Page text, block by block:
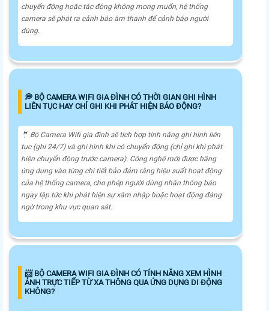
chuyển động hoặc tác động không mong muốn, hệ thống
camera sẽ phát ra cảnh báo âm thanh để cảnh báo người
dùng.
️💭 BỘ CAMERA WIFI GIA ĐÌNH CÓ THỜI GIAN GHI HÌNH
LIÊN TỤC HAY CHỈ GHI KHI PHÁT HIỆN BÁO ĐỘNG?
🤵 Bộ Camera Wifi gia đình sẽ tích hợp tính năng ghi hình liên
tục (ghi 24/7) và ghi hình khi có chuyển động (chỉ ghi khi phát
hiện chuyển động trước camera). Công nghệ mới được hãng
ứng dụng vào từng chi tiết bảo đảm rằng hiệu suất hoạt động
của hệ thống camera, cho phép người dùng nhận thông báo
ngay lập tức khi phát hiện sự xâm nhập hoặc hoạt động đáng
ngờ trong khu vực quan sát.
📨 BỘ CAMERA WIFI GIA ĐÌNH CÓ TÍNH NĂNG XEM HÌNH
ẢNH TRỰC TIẾP TỪ XA THÔNG QUA ỨNG DỤNG DI ĐỘNG
KHÔNG?